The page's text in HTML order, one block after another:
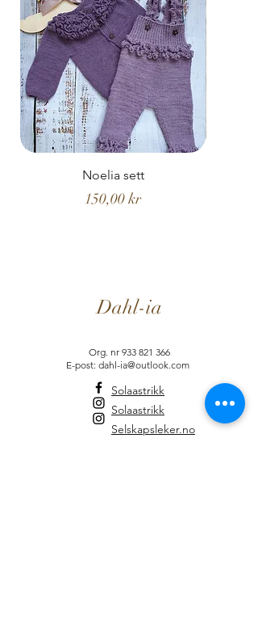
Noelia sett
Pris
150,00 kr
Dahl-ia
Org. nr 933 821 366
E-post: dahl-ia@outlook.com
Solaastrikk
Solaastrikk
Selskapsleker.no